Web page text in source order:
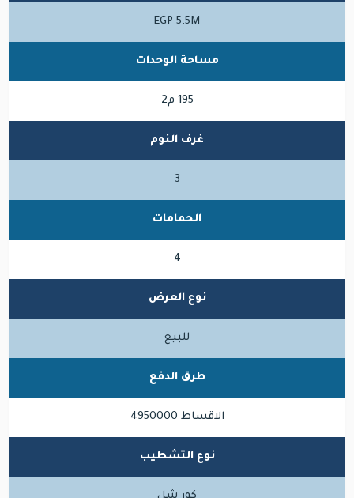
EGP 5.5M
مساحة الوحدات
195 م2
غرف النوم
3
الحمامات
4
نوع العرض
للبيع
طرق الدفع
الاقساط 4950000
نوع التشطيب